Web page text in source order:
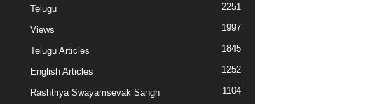
Telugu 2251
Views 1997
Telugu Articles 1845
English Articles 1252
Rashtriya Swayamsevak Sangh 1104